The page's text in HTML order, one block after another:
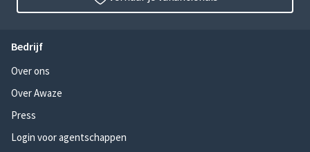
Bedrijf
Over ons
Over Awaze
Press
Login voor agentschappen